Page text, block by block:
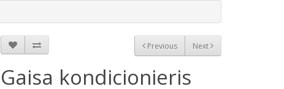
Previous Next
Gaisa kondicionieris